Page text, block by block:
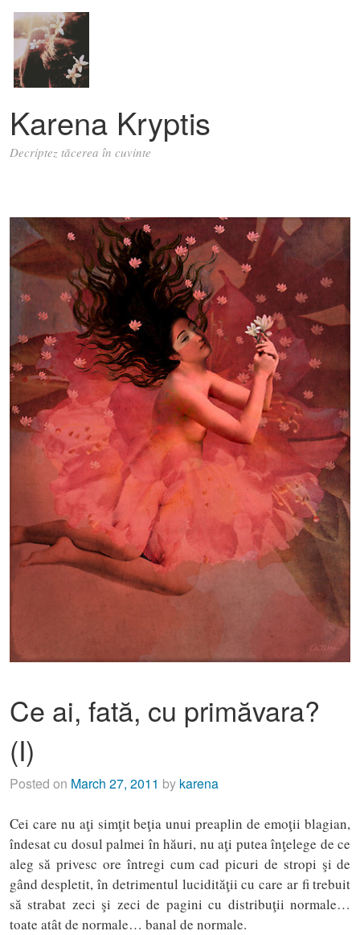
Karena Kryptis
Decriptez tăcerea în cuvinte
Ce ai, fată, cu primăvara?
(I)
Posted on March 27, 2011 by karena
Cei care nu aţi simţit beţia unui preaplin de emoţii blagian,
îndesat cu dosul palmei în hăuri, nu aţi putea înţelege de ce
aleg să privesc ore întregi cum cad picuri de stropi şi de
gând despletit, în detrimentul lucidităţii cu care ar fi trebuit
să strabat zeci şi zeci de pagini cu distribuţii normale…
toate atât de normale… banal de normale.